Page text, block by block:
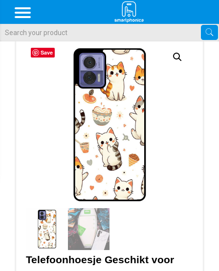
Als de resultaten voor automatisch aanvullen beschikbaar zijn,
Save
Telefoonhoesje Geschikt voor